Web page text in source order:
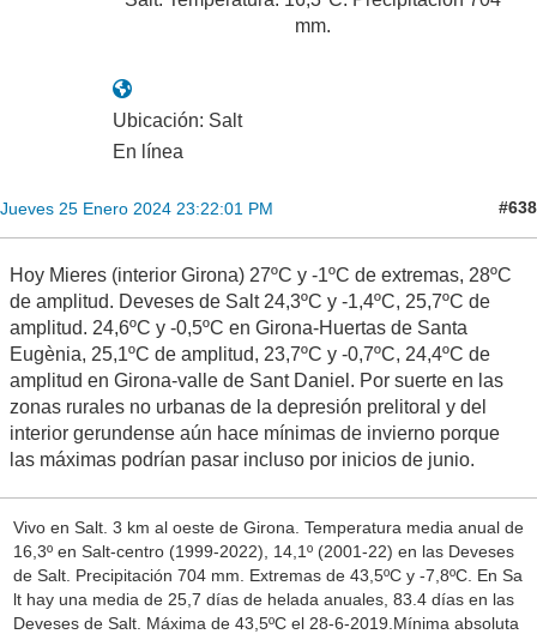
mm.
Ubicación: Salt
En línea
Jueves 25 Enero 2024 23:22:01 PM #638
Hoy Mieres (interior Girona) 27ºC y -1ºC de extremas, 28ºC
de amplitud. Deveses de Salt 24,3ºC y -1,4ºC, 25,7ºC de
amplitud. 24,6ºC y -0,5ºC en Girona-Huertas de Santa
Eugènia, 25,1ºC de amplitud, 23,7ºC y -0,7ºC, 24,4ºC de
amplitud en Girona-valle de Sant Daniel. Por suerte en las
zonas rurales no urbanas de la depresión prelitoral y del
interior gerundense aún hace mínimas de invierno porque
las máximas podrían pasar incluso por inicios de junio.
Vivo en Salt. 3 km al oeste de Girona. Temperatura media anual de
16,3º en Salt-centro (1999-2022), 14,1º (2001-22) en las Deveses
de Salt. Precipitación 704 mm. Extremas de 43,5ºC y -7,8ºC. En Sa
lt hay una media de 25,7 días de helada anuales, 83.4 días en las
Deveses de Salt. Máxima de 43,5ºC el 28-6-2019.Mínima absoluta